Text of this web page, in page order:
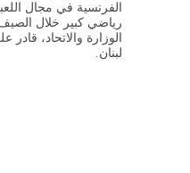
الفرنسية في مجال
رياضي كبير خلال الصيف
الوزارة والاتحاد،
لبنان.